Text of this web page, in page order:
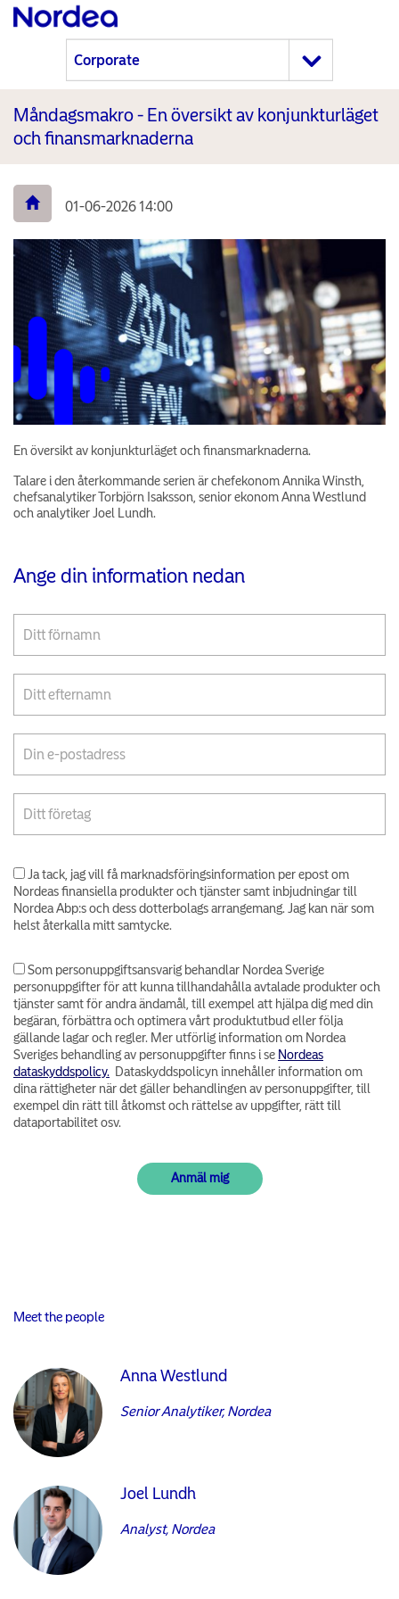
Måndagsmakro - En översikt av konjunkturläget
och finansmarknaderna
01-06-2026 14:00
En översikt av konjunkturläget och finansmarknaderna.
Talare i den återkommande serien är chefekonom Annika Winsth,
chefsanalytiker Torbjörn Isaksson, senior ekonom Anna Westlund
och analytiker Joel Lundh.
Ange din information nedan
Ja tack, jag vill få marknadsföringsinformation per epost om
Nordeas finansiella produkter och tjänster samt inbjudningar till
Nordea Abp:s och dess dotterbolags arrangemang. Jag kan när som
helst återkalla mitt samtycke.
Som personuppgiftsansvarig behandlar Nordea Sverige
personuppgifter för att kunna tillhandahålla avtalade produkter och
tjänster samt för andra ändamål, till exempel att hjälpa dig med din
begäran, förbättra och optimera vårt produktutbud eller följa
gällande lagar och regler. Mer utförlig information om Nordea
Sveriges behandling av personuppgifter finns i se Nordeas
dataskyddspolicy. Dataskyddspolicyn innehåller information om
dina rättigheter när det gäller behandlingen av personuppgifter, till
exempel din rätt till åtkomst och rättelse av uppgifter, rätt till
dataportabilitet osv.
Meet the people
Anna Westlund
Senior Analytiker, Nordea
Joel Lundh
Analyst, Nordea